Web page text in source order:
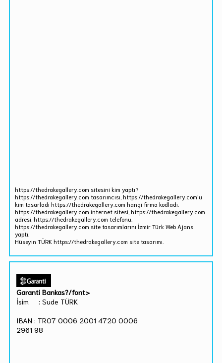
https://thedrakegallery.com sitesini kim yaptı?
https://thedrakegallery.com tasarımcısı, https://thedrakegallery.com'u
kim tasarladı https://thedrakegallery.com hangi firma kodladı.
https://thedrakegallery.com internet sitesi, https://thedrakegallery.com
adresi, https://thedrakegallery.com telefonu.
https://thedrakegallery.com site tasarımlarını İzmir Türk Web Ajans
yaptı.
Hüseyin TÜRK https://thedrakegallery.com site tasarımı.
Garanti Bankas?/font>
İsim : Sude TÜRK
IBAN : TR07 0006 2001 4720 0006
2961 98